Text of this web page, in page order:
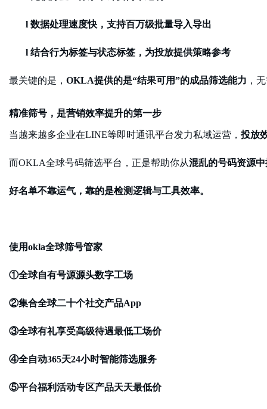
l 数据处理速度快，支持百万级批量导入导出
l 结合行为标签与状态标签，为投放提供策略参考
最关键的是， OKLA提供的是“结果可用”的成品筛选能力 ，
精准筛号，是营销效率提升的第一步
当越来越多企业在LINE等即时通讯平台发力私域运营，投放
而OKLA全球号码筛选平台，正是帮助你从混乱的号码资源
好名单不靠运气，靠的是检测逻辑与工具效率。
使用okla全球筛号管家
①全球自有号源源头数字工场
②集合全球二十个社交产品App
③全球有礼享受高级待遇最低工场价
④全自动365天24小时智能筛选服务
⑤平台福利活动专区产品天天最低价